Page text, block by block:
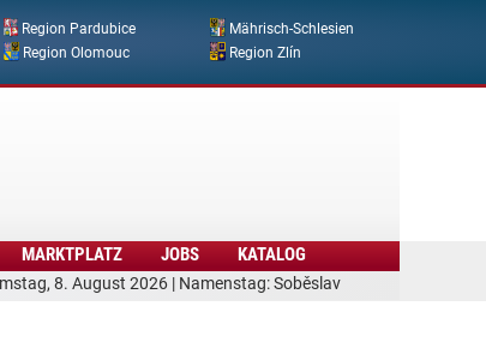
Region Pardubice
Mährisch-Schlesien
Region Olomouc Region Zlín
8. August 2026 | Namenstag: Soběslav
MARKTPLATZ JOBS KATALOG